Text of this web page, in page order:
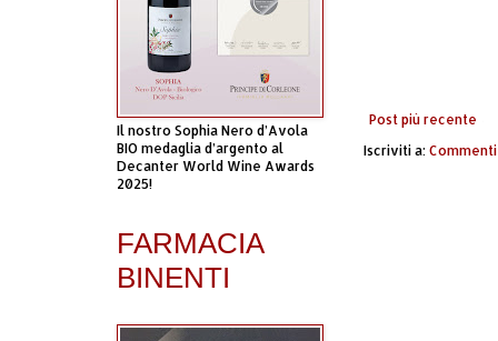
Post più recente
Iscriviti a:
Il nostro Sophia Nero d’Avola
BIO medaglia d’argento al
Decanter World Wine Awards
2025!
FARMACIA
BINENTI